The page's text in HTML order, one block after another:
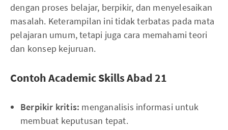
dengan proses belajar, berpikir, dan menyelesaikan
masalah. Keterampilan ini tidak terbatas pada mata
pelajaran umum, tetapi juga cara memahami teori
dan konsep kejuruan.
Contoh Academic Skills Abad 21
Berpikir kritis: menganalisis informasi untuk
membuat keputusan tepat.